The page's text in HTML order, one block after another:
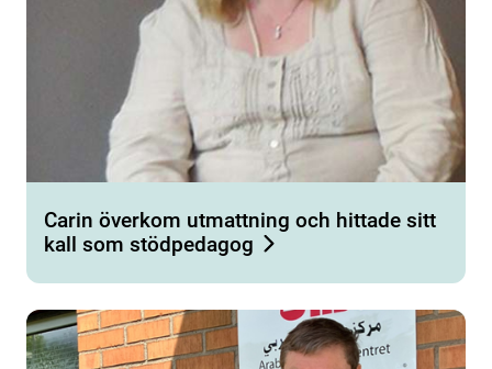
Carin överkom utmattning och hittade sitt
kall som stödpedagog